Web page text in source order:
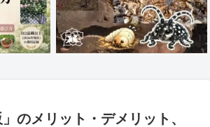
」のメリット・デメリット、